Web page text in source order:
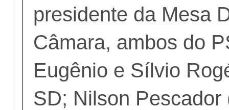
presidente da Mesa
Câmara, ambos do
Eugênio e Sílvio
SD; Nilson Pescador